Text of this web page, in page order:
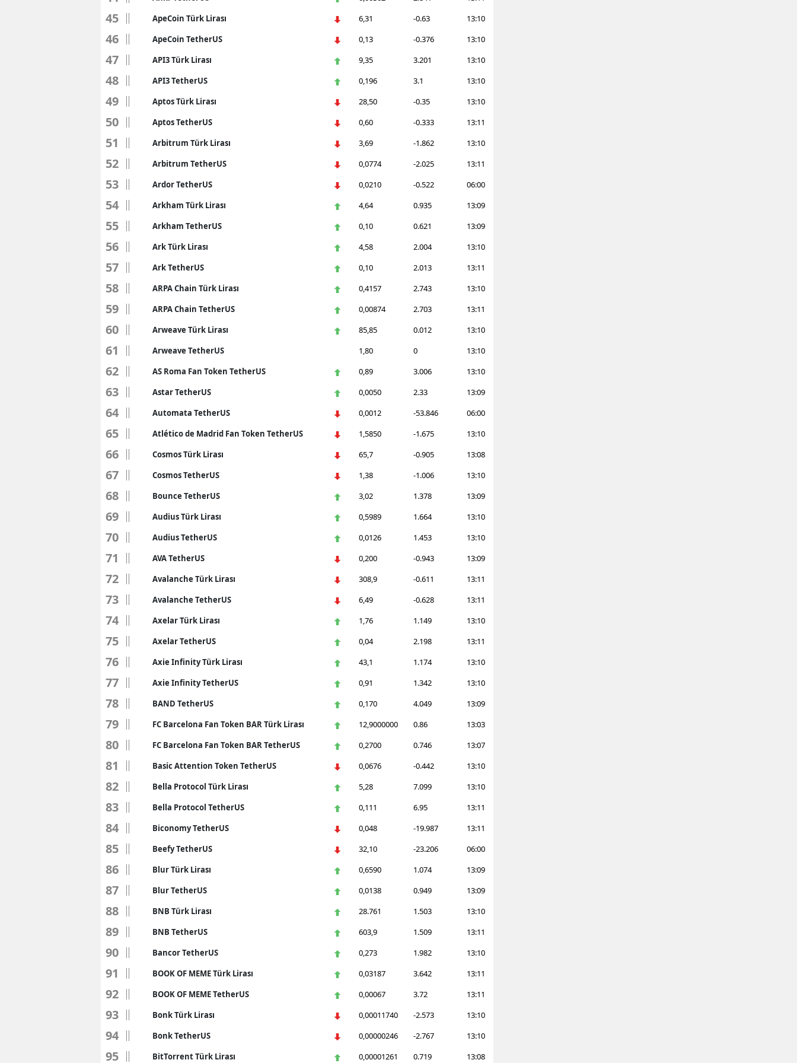
Trabzon
Şırnak
Bartın
Ardahan
45 ApeCoin Türk Lirası 6,31 -0.63 13:10
46 ApeCoin TetherUS 0,13 -0.376 13:10
47 API3 Türk Lirası 9,35 3.201 13:10
48 API3 TetherUS 0,196 3.1 13:10
49 Aptos Türk Lirası 28,50 -0.35 13:10
50 Aptos TetherUS 0,60 -0.333 13:11
51 Arbitrum Türk Lirası 3,69 -1.862 13:10
52 Arbitrum TetherUS 0,0774 -2.025 13:11
53 Ardor TetherUS 0,0210 -0.522 06:00
54 Arkham Türk Lirası 4,64 0.935 13:09
55 Arkham TetherUS 0,10 0.621 13:09
56 Ark Türk Lirası 4,58 2.004 13:10
57 Ark TetherUS 0,10 2.013 13:11
58 ARPA Chain Türk Lirası 0,4157 2.743 13:10
59 ARPA Chain TetherUS 0,00874 2.703 13:11
60 Arweave Türk Lirası 85,85 0.012 13:10
61 Arweave TetherUS 1,80 0 13:10
62 AS Roma Fan Token TetherUS 0,89 3.006 13:10
63 Astar TetherUS 0,0050 2.33 13:09
64 Automata TetherUS 0,0012 -53.846 06:00
65 Atlético de Madrid Fan Token TetherUS 1,5850 -1.675 13:10
66 Cosmos Türk Lirası 65,7 -0.905 13:08
67 Cosmos TetherUS 1,38 -1.006 13:10
68 Bounce TetherUS 3,02 1.378 13:09
69 Audius Türk Lirası 0,5989 1.664 13:10
70 Audius TetherUS 0,0126 1.453 13:10
71 AVA TetherUS 0,200 -0.943 13:09
72 Avalanche Türk Lirası 308,9 -0.611 13:11
73 Avalanche TetherUS 6,49 -0.628 13:11
74 Axelar Türk Lirası 1,76 1.149 13:10
75 Axelar TetherUS 0,04 2.198 13:11
76 Axie Infinity Türk Lirası 43,1 1.174 13:10
77 Axie Infinity TetherUS 0,91 1.342 13:10
78 BAND TetherUS 0,170 4.049 13:09
79 FC Barcelona Fan Token BAR Türk Lirası 12,9000000 0.86 13:03
80 FC Barcelona Fan Token BAR TetherUS 0,2700 0.746 13:07
81 Basic Attention Token TetherUS 0,0676 -0.442 13:10
82 Bella Protocol Türk Lirası 5,28 7.099 13:10
83 Bella Protocol TetherUS 0,111 6.95 13:11
84 Biconomy TetherUS 0,048 -19.987 13:11
85 Beefy TetherUS 32,10 -23.206 06:00
86 Blur Türk Lirası 0,6590 1.074 13:09
87 Blur TetherUS 0,0138 0.949 13:09
88 BNB Türk Lirası 28.761 1.503 13:10
89 BNB TetherUS 603,9 1.509 13:11
90 Bancor TetherUS 0,273 1.982 13:10
91 BOOK OF MEME Türk Lirası 0,03187 3.642 13:11
92 BOOK OF MEME TetherUS 0,00067 3.72 13:11
93 Bonk Türk Lirası 0,00011740 -2.573 13:10
94 Bonk TetherUS 0,00000246 -2.767 13:10
95 BitTorrent Türk Lirası 0,00001261 0.719 13:08